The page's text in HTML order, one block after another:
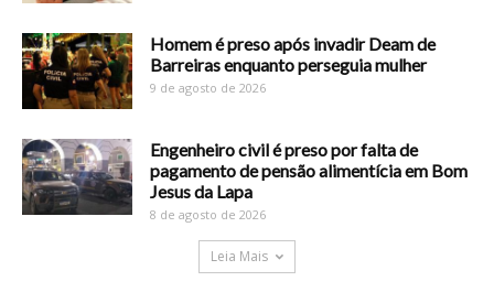
Homem é preso após invadir Deam de
Barreiras enquanto perseguia mulher
9 de agosto de 2026
Engenheiro civil é preso por falta de
pagamento de pensão alimentícia em Bom
Jesus da Lapa
8 de agosto de 2026
Leia Mais